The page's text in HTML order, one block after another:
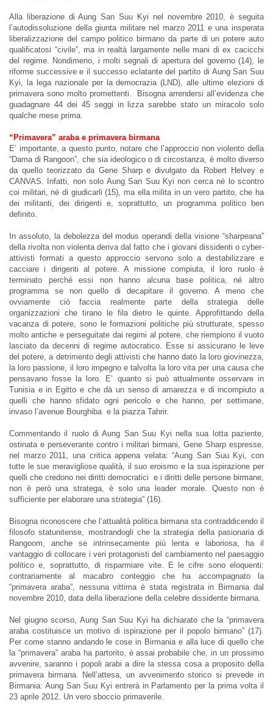
Alla liberazione di Aung San Suu Kyi nel novembre 2010, è seguita
l’autodissoluzione della giunta militare nel marzo 2011 e una insperata
liberalizzazione del campo politico birmano da parte di un potere auto
qualificatosi “civile”, ma in realtà largamente nelle mani di ex cacicchi
del regime. Nondimeno, i molti segnali di apertura del governo (14), le
riforme successive e il successo eclatante del partito di Aung San Suu
Kyi, la lega nazionale per la democrazia (LND), alle ultime elezioni di
primavera sono molto promettenti. Bisogna arrendersi all’evidenza che
guadagnare 44 dei 45 seggi in lizza sarebbe stato un miracolo solo
qualche mese prima.
“Primavera” araba e primavera birmana
E’ importante, a questo punto, notare che l’approccio non violento della
“Dama di Rangoon”, che sia ideologico o di circostanza, è molto diverso
da quello teorizzato da Gene Sharp e divulgato da Robert Helvey e
CANVAS. Infatti, non solo Aung San Suu Kyi non cerca né lo scontro
coi militari, né di giudicarli (15), ma ella milita in un vero partito, che ha
dei militanti, dei dirigenti e, soprattutto, un programma politico ben
definito.
In assoluto, la debolezza del modus operandi della visione “sharpeana”
della rivolta non violenta deriva dal fatto che i giovani dissidenti o cyber-
attivisti formati a questo approccio servono solo a destabilizzare e
cacciare i dirigenti al potere. A missione compiuta, il loro ruolo è
terminato perché essi non hanno alcuna base politica, né altro
programma se non quello di decapitare il governo. A meno che
ovviamente ciò faccia realmente parte della strategia delle
organizzazioni che tirano le fila dietro le quinte. Approfittando della
vacanza di potere, sono le formazioni politiche più strutturate, spesso
molto antiche e perseguitate dai regimi al potere, che riempiono il vuoto
lasciato da decenni di regime autocratico. Esse si assicurano le leve
del potere, a detrimento degli attivisti che hanno dato la loro giovinezza,
la loro passione, il loro impegno e talvolta la loro vita per una causa che
pensavano fosse la loro. E’ quanto si può attualmente osservare in
Tunisia e in Egitto e che dà un senso di amarezza e di incompiuto a
quelli che hanno sfidato ogni pericolo e che hanno, per settimane,
invaso l’avenue Bourghiba e la piazza Tahrir.
Commentando il ruolo di Aung San Suu Kyi nella sua lotta paziente,
ostinata e perseverante contro i militari birmani, Gene Sharp espresse,
nel marzo 2011, una critica appena velata: “Aung San Suu Kyi, con
tutte le sue meravigliose qualità, il suo eroismo e la sua ispirazione per
quelli che credono nei diritti democratici e i diritti delle persone birmane,
non è però una stratega, è solo una leader morale. Questo non è
sufficiente per elaborare una strategia” (16).
Bisogna riconoscere che l’attualità politica birmana sta contraddicendo il
filosofo statunitense, mostrandogli che la strategia della pasionaria di
Rangoom, anche se intrinsecamente più lenta e laboriosa, ha il
vantaggio di collocare i veri protagonisti del cambiamento nel paesaggio
politico e, soprattutto, di risparmiare vite. E le cifre sono eloquenti:
contrariamente al macabro conteggio che ha accompagnato la
“primavera araba”, nessuna vittima è stata registrata in Birmania dal
novembre 2010, data della liberazione della celebre dissidente birmana.
Nel giugno scorso, Aung San Suu Kyi ha dichiarato che la “primavera
araba costituisce un motivo di ispirazione per il popolo birmano” (17).
Per come stanno andando le cose in Birmania e alla luce di quello che
la “primavera” araba ha partorito, è assai probabile che, in un prossimo
avvenire, saranno i popoli arabi a dire la stessa cosa a proposito della
primavera birmana. Nell’attesa, un avvenimento storico si prevede in
Birmania: Aung San Suu Kyi entrerà in Parlamento per la prima volta il
23 aprile 2012. Un vero sboccio primaverile.